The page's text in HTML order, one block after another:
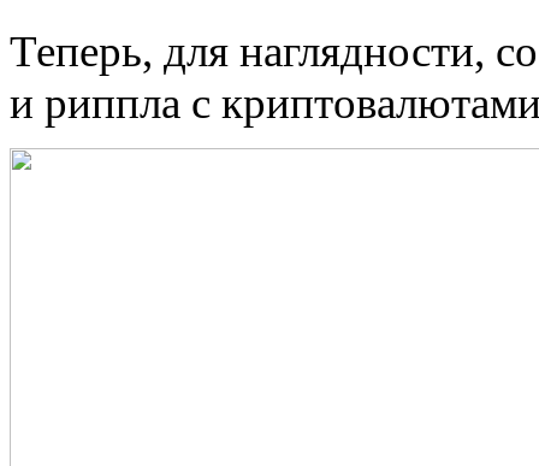
Теперь, для наглядности,
и риппла с